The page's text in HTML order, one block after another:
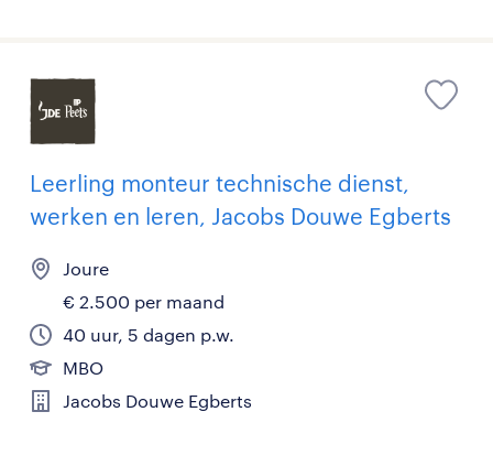
Leerling monteur technische dienst,
werken en leren, Jacobs Douwe Egberts
Joure
€ 2.500 per maand
40 uur, 5 dagen p.w.
MBO
Jacobs Douwe Egberts